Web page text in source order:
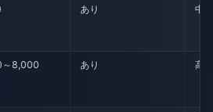
あり 中
8,000 あり 高